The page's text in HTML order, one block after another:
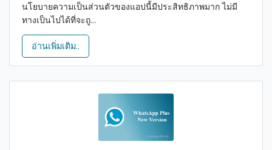
นโยบายความเป็นส่วนตัวของแอปนี้มีประสิทธิภาพมาก ไม่มี
ทางเป็นไปได้ที่จะถู...
อ่านเพิ่มเติม..